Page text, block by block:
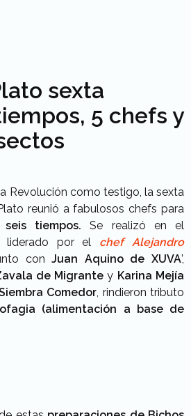
sexta
5 chefs y
Revolución como testigo, la sexta
reunió a fabulosos chefs para
tiempos. Se realizó en el
liderado por el chef Alejandro
conJuan Aquino de XUVA’,
de Migrante y Karina Mejía
Comedor, rindieron tributo
(alimentación a base de